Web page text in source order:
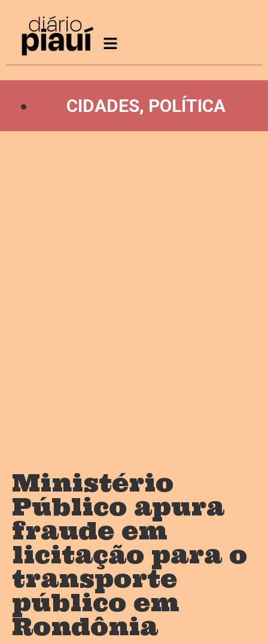
CIDADES, POLÍTICA
Ministério
Público apura
fraude em
licitação para o
transporte
público em
Rondônia